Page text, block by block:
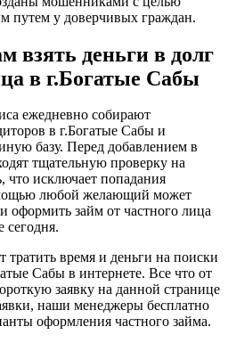
путем у доверчивых граждан.
деньги в долг
в г.Богатые Сабы
ежедневно собирают
в г.Богатые Сабы и
базу. Перед добавлением в
тщательную проверку на
что исключает попадания
любой желающий может
оформить займ от частного лица
сегодня.
время и деньги на поиски
Сабы в интернете. Все что от
заявку на данной странице
наши менеджеры бесплатно
оформления частного займа.